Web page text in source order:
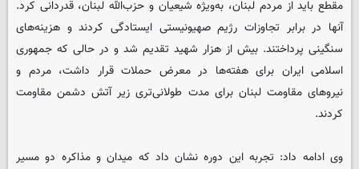
مقطع باید از مردم لبنان، به‌ویژه شیعیان و حزب‌الله لبنان، قدردانی کرد.
آنها در برابر تجاوزات رژیم صهیونیستی ایستادگی کردند و هزینه‌های
سنگینی پرداختند. بیش از هزار شهید تقدیم شد و در حالی که جمهوری
اسلامی ایران برای هفته‌ها در معرض حملات قرار داشت، مردم و
نیروهای مقاومت لبنان برای مدت طولانی‌تری زیر آتش دشمن مقاومت
کردند.
وی ادامه داد: تجربه این دوره نشان داد که میدان و مذاکره دو مسیر